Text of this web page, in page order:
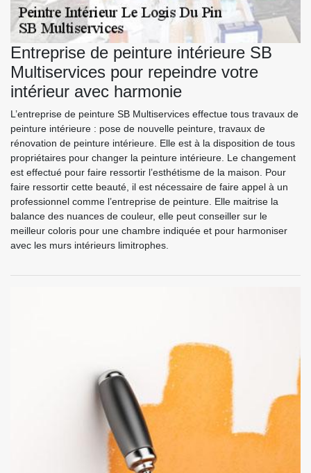
Entreprise de peinture intérieure SB
Multiservices pour repeindre votre
intérieur avec harmonie
L’entreprise de peinture SB Multiservices effectue tous travaux de
peinture intérieure : pose de nouvelle peinture, travaux de
rénovation de peinture intérieure. Elle est à la disposition de tous
propriétaires pour changer la peinture intérieure. Le changement
est effectué pour faire ressortir l’esthétisme de la maison. Pour
faire ressortir cette beauté, il est nécessaire de faire appel à un
professionnel comme l’entreprise de peinture. Elle maitrise la
balance des nuances de couleur, elle peut conseiller sur le
meilleur coloris pour une chambre indiquée et pour harmoniser
avec les murs intérieurs limitrophes.